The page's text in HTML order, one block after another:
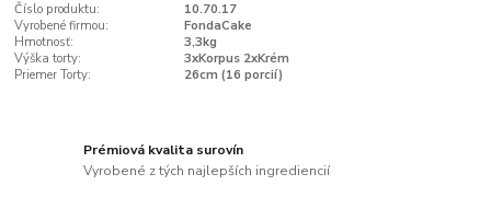
Číslo produktu:
10.70.17
Vyrobené firmou:
FondaCake
Hmotnosť:
3,3kg
Výška torty:
3xKorpus 2xKrém
Priemer Torty:
26cm (16 porcií)
Prémiová kvalita surovín
Vyrobené z tých najlepších ingrediencií